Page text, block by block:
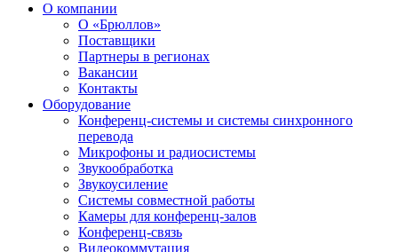
О компании
О «Брюллов»
Поставщики
Партнеры в регионах
Вакансии
Контакты
Оборудование
Конференц-системы и системы синхронного
перевода
Микрофоны и радиосистемы
Звукообработка
Звукоусиление
Системы совместной работы
Камеры для конференц-залов
Конференц-связь
Видеокоммутация